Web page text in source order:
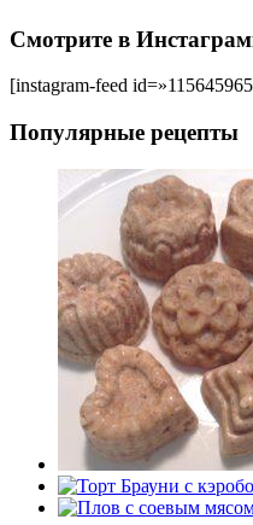
Смотрите в
[instagram-feed
Популярные рецепты